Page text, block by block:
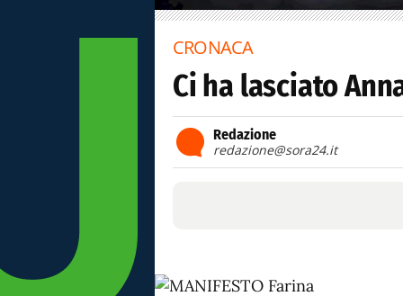
CRONACA
Ci ha lasciato
Redazione
redazione@sora24.it